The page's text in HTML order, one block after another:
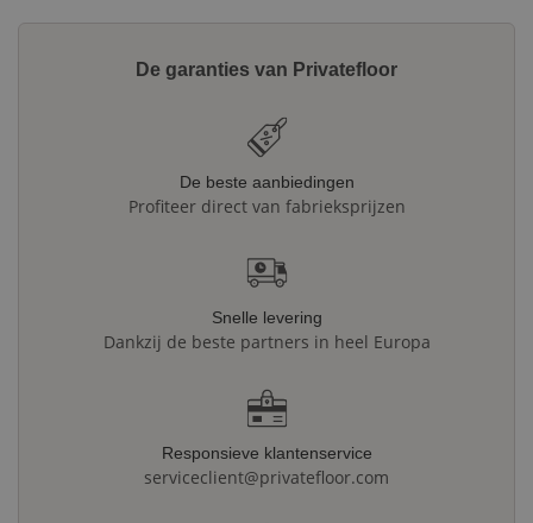
De garanties van Privatefloor
De beste aanbiedingen
Profiteer direct van fabrieksprijzen
Snelle levering
Dankzij de beste partners in heel Europa
Responsieve klantenservice
serviceclient@privatefloor.com